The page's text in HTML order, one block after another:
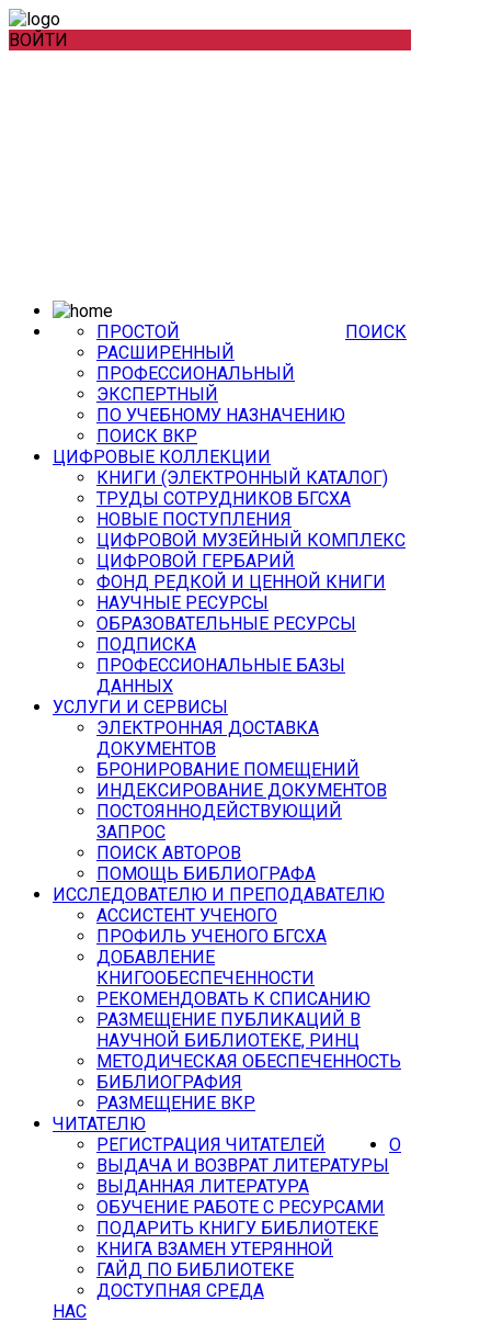
ВОЙТИ
ПОИСК
ПРОСТОЙ
РАСШИРЕННЫЙ
ПРОФЕССИОНАЛЬНЫЙ
ЭКСПЕРТНЫЙ
ПО УЧЕБНОМУ НАЗНАЧЕНИЮ
ПОИСК ВКР
ЦИФРОВЫЕ КОЛЛЕКЦИИ
КНИГИ (ЭЛЕКТРОННЫЙ КАТАЛОГ)
ТРУДЫ СОТРУДНИКОВ БГСХА
НОВЫЕ ПОСТУПЛЕНИЯ
ЦИФРОВОЙ МУЗЕЙНЫЙ КОМПЛЕКС
ЦИФРОВОЙ ГЕРБАРИЙ
ФОНД РЕДКОЙ И ЦЕННОЙ КНИГИ
НАУЧНЫЕ РЕСУРСЫ
ОБРАЗОВАТЕЛЬНЫЕ РЕСУРСЫ
ПОДПИСКА
ПРОФЕССИОНАЛЬНЫЕ БАЗЫ
ДАННЫХ
УСЛУГИ И СЕРВИСЫ
ЭЛЕКТРОННАЯ ДОСТАВКА
ДОКУМЕНТОВ
БРОНИРОВАНИЕ ПОМЕЩЕНИЙ
ИНДЕКСИРОВАНИЕ ДОКУМЕНТОВ
ПОСТОЯННОДЕЙСТВУЮЩИЙ
ЗАПРОС
ПОИСК АВТОРОВ
ПОМОЩЬ БИБЛИОГРАФА
ИССЛЕДОВАТЕЛЮ И ПРЕПОДАВАТЕЛЮ
АССИСТЕНТ УЧЕНОГО
ПРОФИЛЬ УЧЕНОГО БГСХА
ДОБАВЛЕНИЕ
КНИГООБЕСПЕЧЕННОСТИ
РЕКОМЕНДОВАТЬ К СПИСАНИЮ
РАЗМЕЩЕНИЕ ПУБЛИКАЦИЙ В
НАУЧНОЙ БИБЛИОТЕКЕ, РИНЦ
МЕТОДИЧЕСКАЯ ОБЕСПЕЧЕННОСТЬ
БИБЛИОГРАФИЯ
РАЗМЕЩЕНИЕ ВКР
ЧИТАТЕЛЮ
РЕГИСТРАЦИЯ ЧИТАТЕЛЕЙ
ВЫДАЧА И ВОЗВРАТ ЛИТЕРАТУРЫ
ВЫДАННАЯ ЛИТЕРАТУРА
ОБУЧЕНИЕ РАБОТЕ С РЕСУРСАМИ
ПОДАРИТЬ КНИГУ БИБЛИОТЕКЕ
КНИГА ВЗАМЕН УТЕРЯННОЙ
ГАЙД ПО БИБЛИОТЕКЕ
ДОСТУПНАЯ СРЕДА
О
НАС